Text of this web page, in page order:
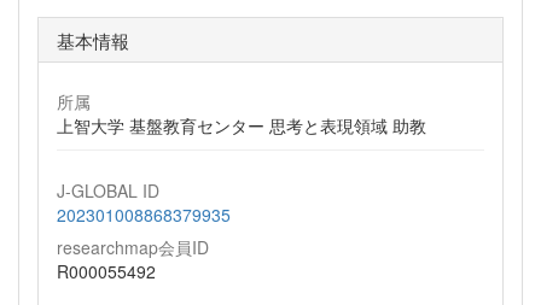
基本情報
所属
上智大学 基盤教育センター 思考と表現領域 助教
J-GLOBAL ID
202301008868379935
researchmap会員ID
R000055492